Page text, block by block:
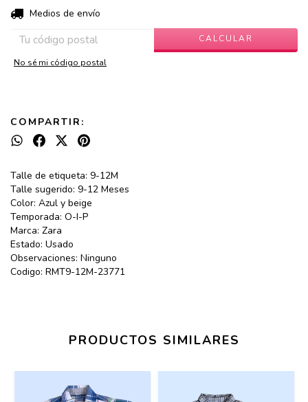
Entregas para el CP:
Medios de envío
CALCULAR
No sé mi código postal
COMPARTIR:
Talle de etiqueta: 9-12M
Talle sugerido: 9-12 Meses
Color: Azul y beige
Temporada: O-I-P
Marca: Zara
Estado: Usado
Observaciones: Ninguno
Codigo: RMT9-12M-23771
PRODUCTOS SIMILARES